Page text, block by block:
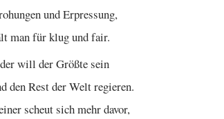
und Erpressung,
man für klug und fair.
will der Größte sein
den Rest der Welt regieren.
scheut sich mehr davor,